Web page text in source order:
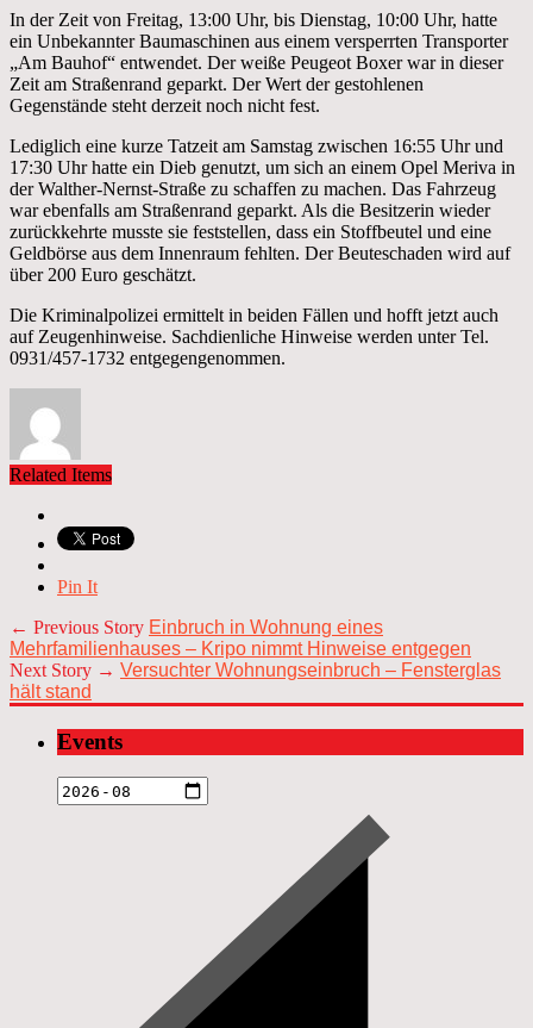
In der Zeit von Freitag, 13:00 Uhr, bis Dienstag, 10:00 Uhr, hatte
ein Unbekannter Baumaschinen aus einem versperrten Transporter
„Am Bauhof“ entwendet. Der weiße Peugeot Boxer war in dieser
Zeit am Straßenrand geparkt. Der Wert der gestohlenen
Gegenstände steht derzeit noch nicht fest.
Lediglich eine kurze Tatzeit am Samstag zwischen 16:55 Uhr und
17:30 Uhr hatte ein Dieb genutzt, um sich an einem Opel Meriva in
der Walther-Nernst-Straße zu schaffen zu machen. Das Fahrzeug
war ebenfalls am Straßenrand geparkt. Als die Besitzerin wieder
zurückkehrte musste sie feststellen, dass ein Stoffbeutel und eine
Geldbörse aus dem Innenraum fehlten. Der Beuteschaden wird auf
über 200 Euro geschätzt.
Die Kriminalpolizei ermittelt in beiden Fällen und hofft jetzt auch
auf Zeugenhinweise. Sachdienliche Hinweise werden unter Tel.
0931/457-1732 entgegengenommen.
Related Items
Pin It
← Previous Story Einbruch in Wohnung eines
Mehrfamilienhauses – Kripo nimmt Hinweise entgegen
Next Story → Versuchter Wohnungseinbruch – Fensterglas
hält stand
Events